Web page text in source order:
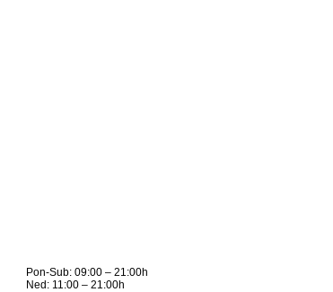
Pon-Sub: 09:00 – 21:00h
Ned: 11:00 – 21:00h